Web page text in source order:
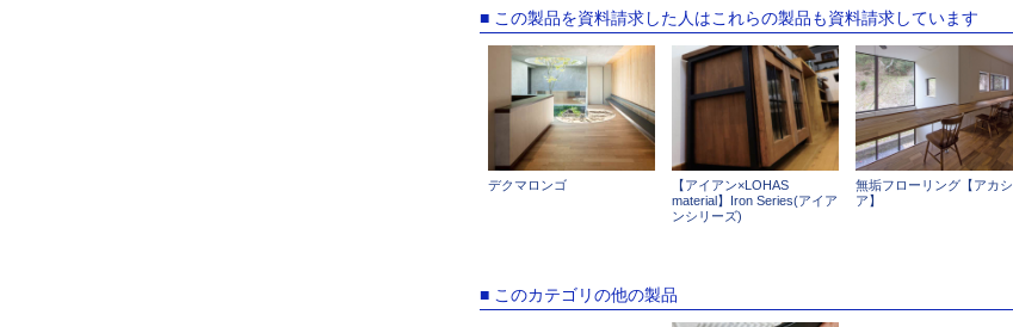
■ この製品を資料請求した人はこれらの製品も資料請求しています
デクマロンゴ
【アイアン×LOHAS
material】Iron Series(アイア
ンシリーズ)
無垢フローリング【アカシ
ア】
■ このカテゴリの他の製品